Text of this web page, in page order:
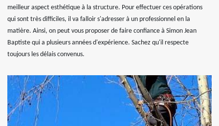
meilleur aspect esthétique à la structure. Pour effectuer ces opérations
qui sont très difficiles, il va falloir s'adresser à un professionnel en la
matière. Ainsi, on peut vous proposer de faire confiance à Simon Jean
Baptiste qui a plusieurs années d'expérience. Sachez qu'il respecte
toujours les délais convenus.